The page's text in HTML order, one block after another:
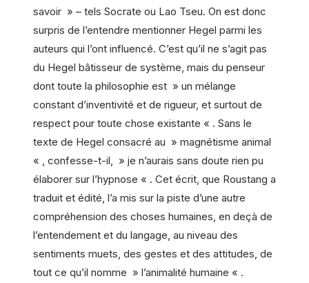
savoir » – tels Socrate ou Lao Tseu. On est donc
surpris de l’entendre mentionner Hegel parmi les
auteurs qui l’ont influencé. C’est qu’il ne s’agit pas
du Hegel bâtisseur de système, mais du penseur
dont toute la philosophie est » un mélange
constant d’inventivité et de rigueur, et surtout de
respect pour toute chose existante « . Sans le
texte de Hegel consacré au » magnétisme animal
« , confesse-t-il, » je n’aurais sans doute rien pu
élaborer sur l’hypnose « . Cet écrit, que Roustang a
traduit et édité, l’a mis sur la piste d’une autre
compréhension des choses humaines, en deçà de
l’entendement et du langage, au niveau des
sentiments muets, des gestes et des attitudes, de
tout ce qu’il nomme » l’animalité humaine « .